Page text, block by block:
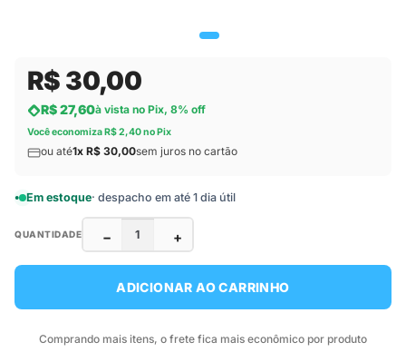
R$ 30,00
R$ 27,60à vista no Pix, 8% off
Você economiza R$ 2,40 no Pix
ou até1x R$ 30,00sem juros no cartão
Em estoque· despacho em até 1 dia útil
QUANTIDADE − +
ADICIONAR AO CARRINHO
Comprando mais itens, o frete fica mais econômico por produto